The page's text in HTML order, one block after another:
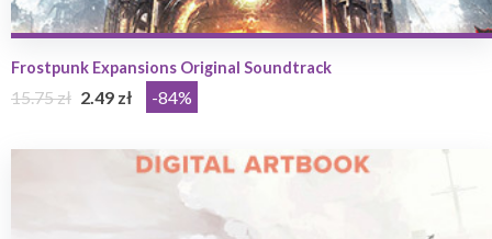
Frostpunk Expansions Original Soundtrack
15.75 zł 2.49 zł -84%